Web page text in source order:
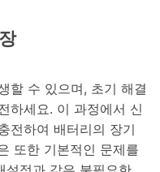
할 수 있으며, 초기 해결
하세요. 이 과정에서 신
전하여 배터리의 장기
또한 기본적인 문제를